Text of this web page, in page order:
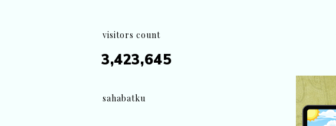
visitors count
3,423,645
sahabatku